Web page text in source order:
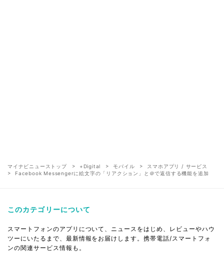
マイナビニューストップ +Digital モバイル
スマホアプリ / サービス
Facebook Messengerに絵文字の「リアクション」と＠で返信する機能を追加
このカテゴリーについて
スマートフォンのアプリについて、ニュースをはじめ、レビューやハウ
ツーにいたるまで、最新情報をお届けします。携帯電話/スマートフォ
ンの関連サービス情報も。